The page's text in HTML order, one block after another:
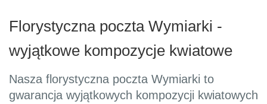
Florystyczna poczta Wymiarki -
wyjątkowe kompozycje kwiatowe
Nasza florystyczna poczta Wymiarki to
gwarancja wyjątkowych kompozycji kwiatowych